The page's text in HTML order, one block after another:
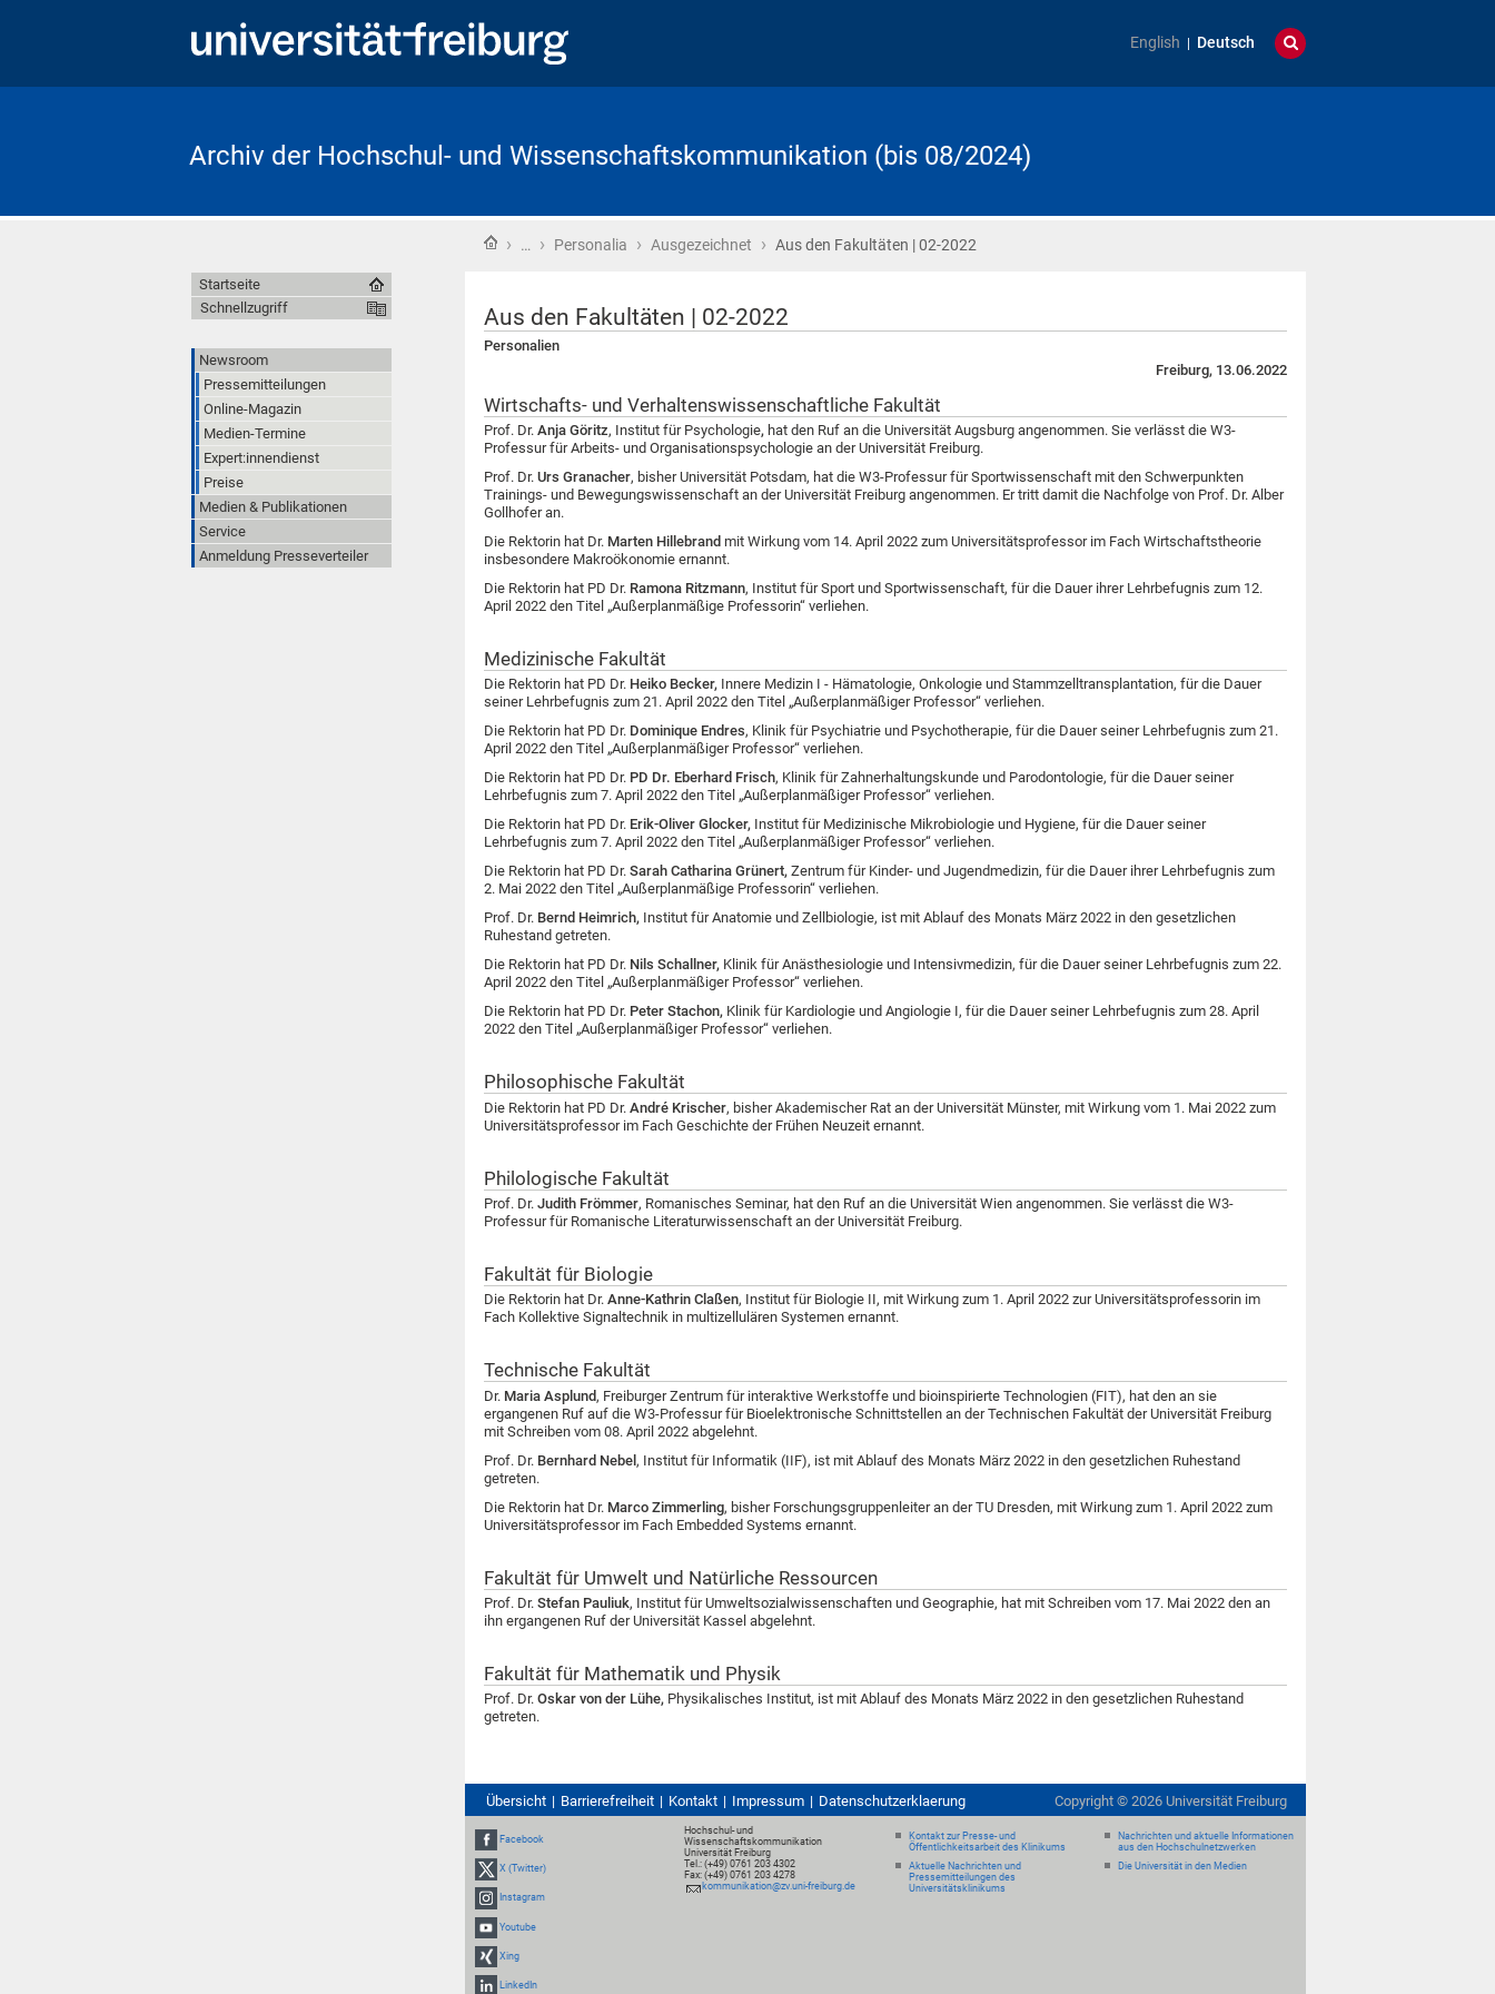
English Deutsch
Archiv der Hochschul- und Wissenschaftskommunikation (bis 08/2024)
Startseite
› … › Personalia › Ausgezeichnet › Aus den Fakultäten | 02-2022
Aus den Fakultäten | 02-2022
Personalien
Freiburg, 13.06.2022
Wirtschafts- und Verhaltenswissenschaftliche Fakultät
Prof. Dr. Anja Göritz, Institut für Psychologie, hat den Ruf an die Universität Augsburg angenommen. Sie verlässt die W3-
Professur für Arbeits- und Organisationspsychologie an der Universität Freiburg.
Prof. Dr. Urs Granacher, bisher Universität Potsdam, hat die W3-Professur für Sportwissenschaft mit den Schwerpunkten
Trainings- und Bewegungswissenschaft an der Universität Freiburg angenommen. Er tritt damit die Nachfolge von Prof. Dr. Alber
Gollhofer an.
Die Rektorin hat Dr. Marten Hillebrand mit Wirkung vom 14. April 2022 zum Universitätsprofessor im Fach Wirtschaftstheorie
insbesondere Makroökonomie ernannt.
Die Rektorin hat PD Dr. Ramona Ritzmann, Institut für Sport und Sportwissenschaft, für die Dauer ihrer Lehrbefugnis zum 12.
April 2022 den Titel „Außerplanmäßige Professorin“ verliehen.
Medizinische Fakultät
Die Rektorin hat PD Dr. Heiko Becker, Innere Medizin I - Hämatologie, Onkologie und Stammzelltransplantation, für die Dauer
seiner Lehrbefugnis zum 21. April 2022 den Titel „Außerplanmäßiger Professor“ verliehen.
Die Rektorin hat PD Dr. Dominique Endres, Klinik für Psychiatrie und Psychotherapie, für die Dauer seiner Lehrbefugnis zum 21.
April 2022 den Titel „Außerplanmäßiger Professor“ verliehen.
Die Rektorin hat PD Dr. PD Dr. Eberhard Frisch, Klinik für Zahnerhaltungskunde und Parodontologie, für die Dauer seiner
Lehrbefugnis zum 7. April 2022 den Titel „Außerplanmäßiger Professor“ verliehen.
Die Rektorin hat PD Dr. Erik-Oliver Glocker, Institut für Medizinische Mikrobiologie und Hygiene, für die Dauer seiner
Lehrbefugnis zum 7. April 2022 den Titel „Außerplanmäßiger Professor“ verliehen.
Die Rektorin hat PD Dr. Sarah Catharina Grünert, Zentrum für Kinder- und Jugendmedizin, für die Dauer ihrer Lehrbefugnis zum
2. Mai 2022 den Titel „Außerplanmäßige Professorin“ verliehen.
Prof. Dr. Bernd Heimrich, Institut für Anatomie und Zellbiologie, ist mit Ablauf des Monats März 2022 in den gesetzlichen
Ruhestand getreten.
Die Rektorin hat PD Dr. Nils Schallner, Klinik für Anästhesiologie und Intensivmedizin, für die Dauer seiner Lehrbefugnis zum 22.
April 2022 den Titel „Außerplanmäßiger Professor“ verliehen.
Die Rektorin hat PD Dr. Peter Stachon, Klinik für Kardiologie und Angiologie I, für die Dauer seiner Lehrbefugnis zum 28. April
2022 den Titel „Außerplanmäßiger Professor“ verliehen.
Philosophische Fakultät
Die Rektorin hat PD Dr. André Krischer, bisher Akademischer Rat an der Universität Münster, mit Wirkung vom 1. Mai 2022 zum
Universitätsprofessor im Fach Geschichte der Frühen Neuzeit ernannt.
Philologische Fakultät
Prof. Dr. Judith Frömmer, Romanisches Seminar, hat den Ruf an die Universität Wien angenommen. Sie verlässt die W3-
Professur für Romanische Literaturwissenschaft an der Universität Freiburg.
Fakultät für Biologie
Die Rektorin hat Dr. Anne-Kathrin Claßen, Institut für Biologie II, mit Wirkung zum 1. April 2022 zur Universitätsprofessorin im
Fach Kollektive Signaltechnik in multizellulären Systemen ernannt.
Technische Fakultät
Dr. Maria Asplund , Freiburger Zentrum für interaktive Werkstoffe und bioinspirierte Technologien (FIT), hat den an sie
ergangenen Ruf auf die W3-Professur für Bioelektronische Schnittstellen an der Technischen Fakultät der Universität Freiburg
mit Schreiben vom 08. April 2022 abgelehnt.
Prof. Dr. Bernhard Nebel , Institut für Informatik (IIF), ist mit Ablauf des Monats März 2022 in den gesetzlichen Ruhestand
getreten.
Die Rektorin hat Dr. Marco Zimmerling, bisher Forschungsgruppenleiter an der TU Dresden, mit Wirkung zum 1. April 2022 zum
Universitätsprofessor im Fach Embedded Systems ernannt.
Fakultät für Umwelt und Natürliche Ressourcen
Prof. Dr. Stefan Pauliuk, Institut für Umweltsozialwissenschaften und Geographie, hat mit Schreiben vom 17. Mai 2022 den an
ihn ergangenen Ruf der Universität Kassel abgelehnt.
Fakultät für Mathematik und Physik
Prof. Dr. Oskar von der Lühe, Physikalisches Institut, ist mit Ablauf des Monats März 2022 in den gesetzlichen Ruhestand
getreten.
Startseite
Schnellzugriff
Newsroom
Pressemitteilungen
Online-Magazin
Medien-Termine
Expert:innendienst
Preise
Medien & Publikationen
Service
Anmeldung Presseverteiler
Übersicht Barrierefreiheit Kontakt Impressum Datenschutzerklaerung Copyright © 2026 Universität Freiburg
Facebook
X (Twitter)
Instagram
Youtube
Xing
LinkedIn
Hochschul- und
Wissenschaftskommunikation
Universität Freiburg
Tel.: (+49) 0761 203 4302
Fax: (+49) 0761 203 4278
kommunikation@zv.uni-freiburg.de
Kontakt zur Presse- und
Öffentlichkeitsarbeit des Klinikums
Aktuelle Nachrichten und
Pressemitteilungen des
Universitätsklinikums
Nachrichten und aktuelle Informationen
aus den Hochschulnetzwerken
Die Universität in den Medien